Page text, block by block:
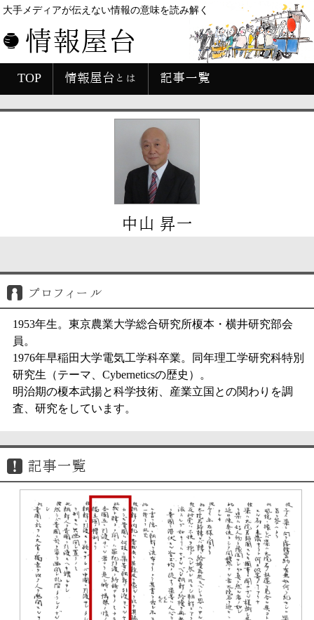
大手メディアが伝えない情報の意味を読み解く
情報屋台
TOP 情報屋台とは 記事一覧
中山 昇一
プロフィール
1953年生。東京農業大学総合研究所榎本・横井研究部会
員。
1976年早稲田大学電気工学科卒業。同年理工学研究科特別
研究生（テーマ、Cyberneticsの歴史）。
明治期の榎本武揚と科学技術、産業立国との関わりを調
査、研究をしています。
記事一覧